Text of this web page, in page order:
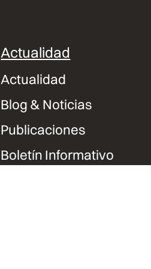
Actualidad
Actualidad
Blog & Noticias
Publicaciones
Boletín Informativo